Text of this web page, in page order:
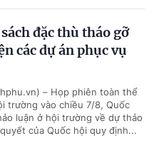
đặc thù tháo gỡ
các dự án phục vụ
– Họp phiên toàn thể
trường vào chiều 7/8, Quốc
luận ở hội trường về dự thảo
của Quốc hội quy định...